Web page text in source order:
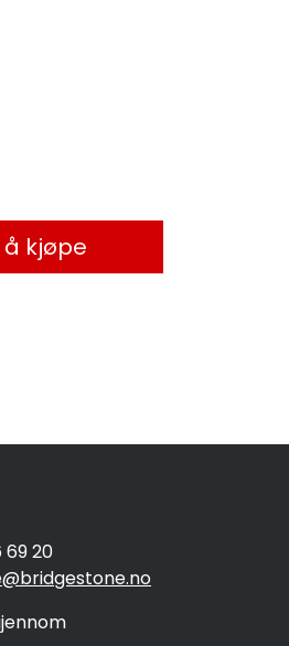
å kjøpe
20